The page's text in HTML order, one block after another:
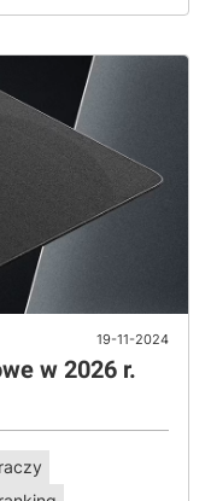
19-11-2024
w 2026 r.